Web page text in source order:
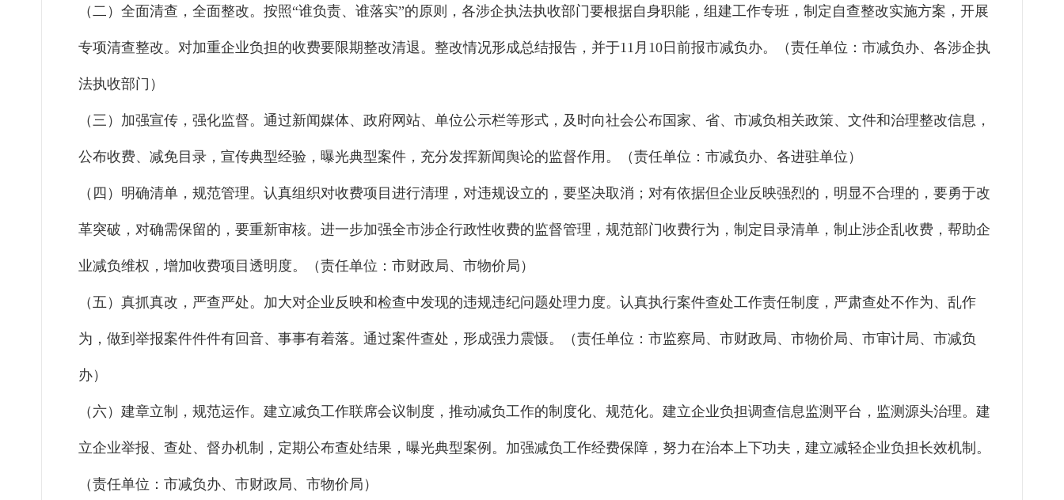
（二）全面清查，全面整改。按照“谁负责、谁落实”的原则，各涉企执法执收部门要根据自身职能，组建工作专班，制定自查整改实施方案，开展
专项清查整改。对加重企业负担的收费要限期整改清退。整改情况形成总结报告，并于11月10日前报市减负办。（责任单位：市减负办、各涉企执
法执收部门）
（三）加强宣传，强化监督。通过新闻媒体、政府网站、单位公示栏等形式，及时向社会公布国家、省、市减负相关政策、文件和治理整改信息，
公布收费、减免目录，宣传典型经验，曝光典型案件，充分发挥新闻舆论的监督作用。（责任单位：市减负办、各进驻单位）
（四）明确清单，规范管理。认真组织对收费项目进行清理，对违规设立的，要坚决取消；对有依据但企业反映强烈的，明显不合理的，要勇于改
革突破，对确需保留的，要重新审核。进一步加强全市涉企行政性收费的监督管理，规范部门收费行为，制定目录清单，制止涉企乱收费，帮助企
业减负维权，增加收费项目透明度。（责任单位：市财政局、市物价局）
（五）真抓真改，严查严处。加大对企业反映和检查中发现的违规违纪问题处理力度。认真执行案件查处工作责任制度，严肃查处不作为、乱作
为，做到举报案件件件有回音、事事有着落。通过案件查处，形成强力震慑。（责任单位：市监察局、市财政局、市物价局、市审计局、市减负
办）
（六）建章立制，规范运作。建立减负工作联席会议制度，推动减负工作的制度化、规范化。建立企业负担调查信息监测平台，监测源头治理。建
立企业举报、查处、督办机制，定期公布查处结果，曝光典型案例。加强减负工作经费保障，努力在治本上下功夫，建立减轻企业负担长效机制。
（责任单位：市减负办、市财政局、市物价局）